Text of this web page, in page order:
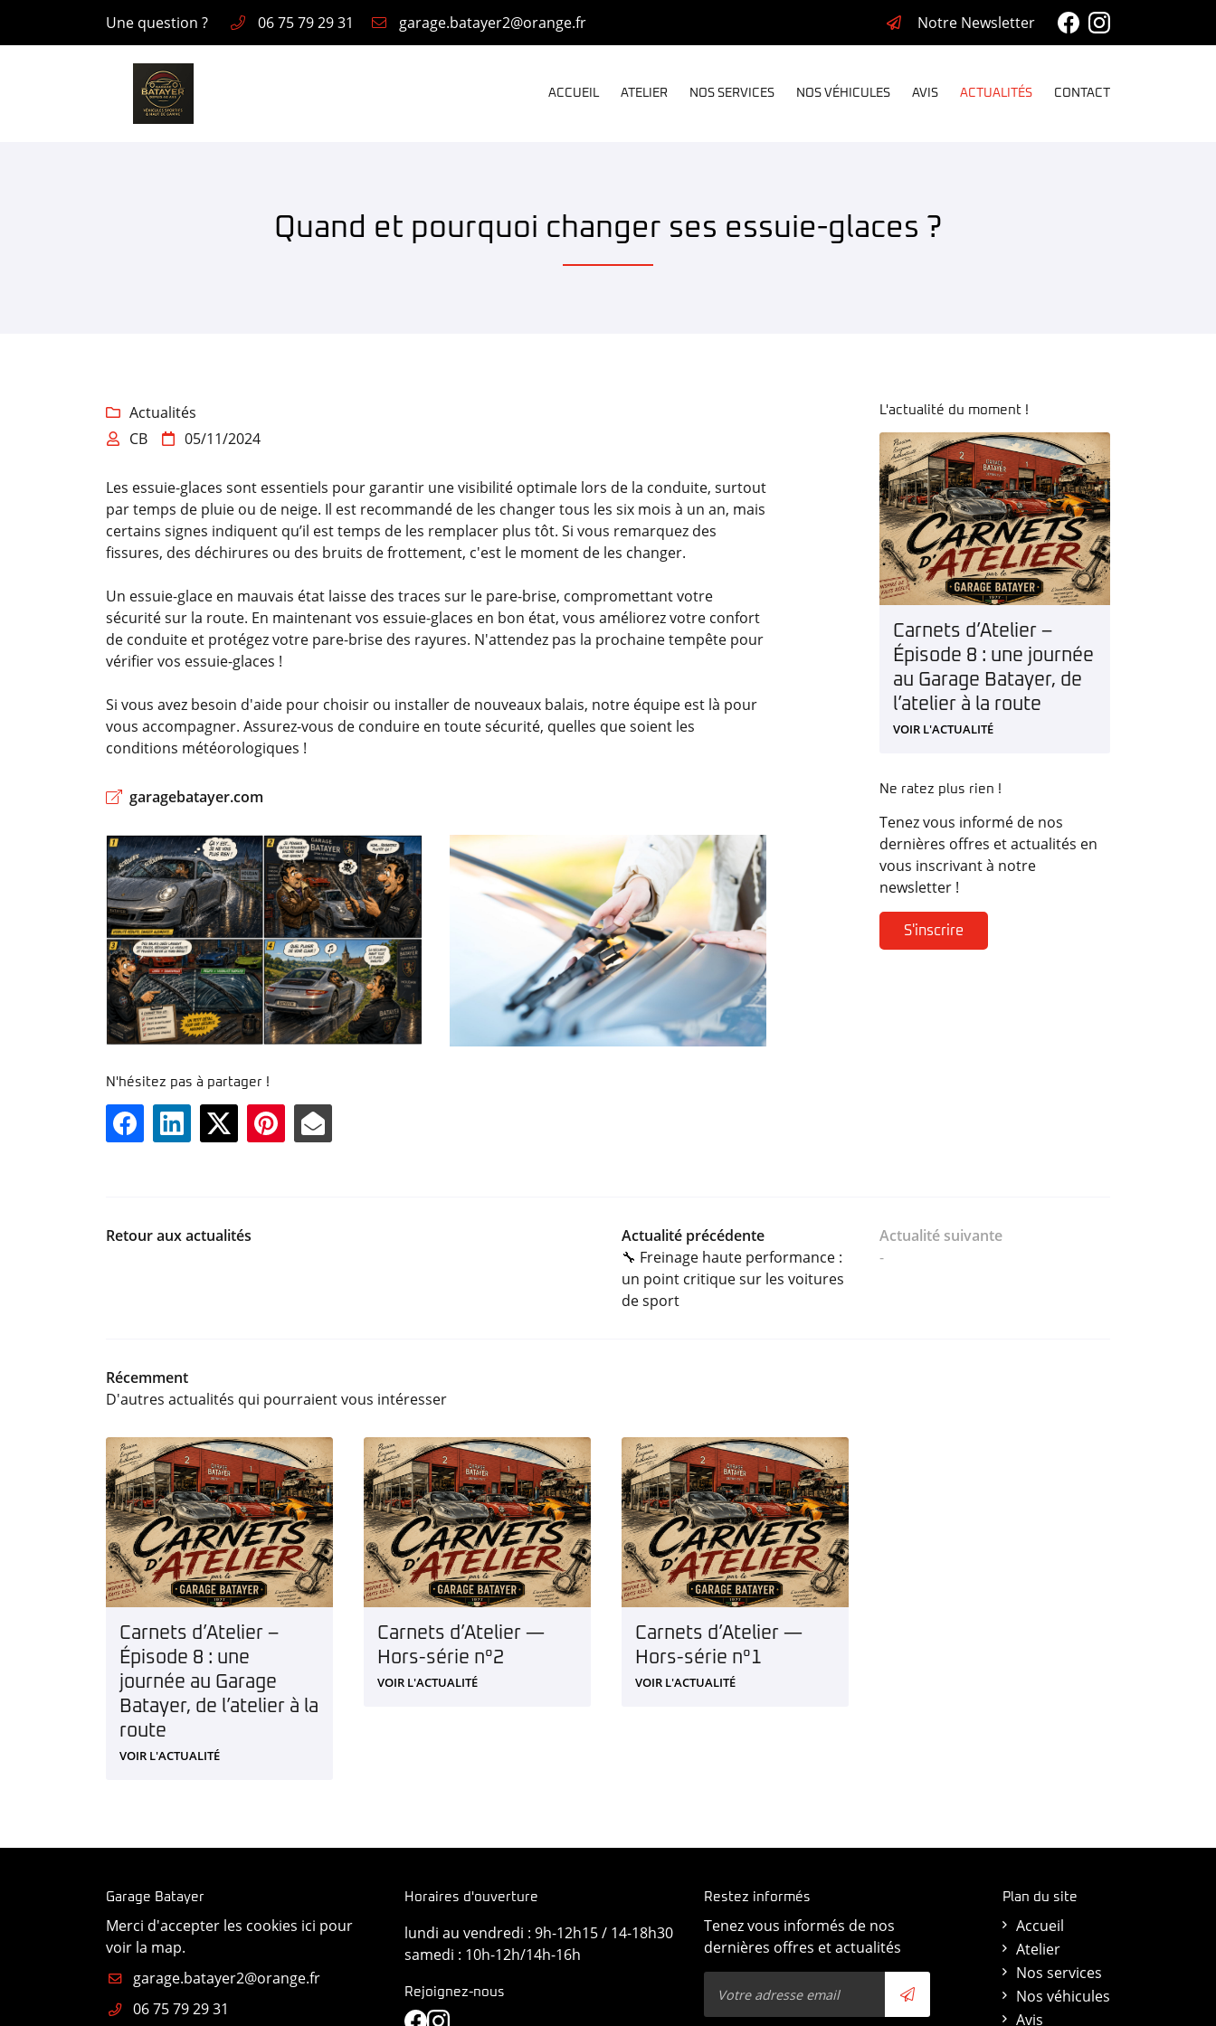
Une question ? 06 75 79 29 31 Notre Newsletter
ACCUEIL ATELIER NOS SERVICES NOS VÉHICULES AVIS ACTUALITÉS CONTACT
1, rue des Garennes
78550 HOUDAN
Recopier le code ci-contre
En cochant cette case, vous consentez à recevoir nos propositions commerciales à
l'adresse email indiqué ci-dessus. Vous pouvez vous désinscrire à tout moment en
le formulaire de désinscription.
Quand et pourquoi changer ses essuie-glaces ?
 Actualités
 CB  05/11/2024
Les essuie-glaces sont essentiels pour garantir une visibilité optimale lors de la conduite, surtout
par temps de pluie ou de neige. Il est recommandé de les changer tous les six mois à un an, mais
certains signes indiquent qu’il est temps de les remplacer plus tôt. Si vous remarquez des
fissures, des déchirures ou des bruits de frottement, c'est le moment de les changer.
Un essuie-glace en mauvais état laisse des traces sur le pare-brise, compromettant votre
sécurité sur la route. En maintenant vos essuie-glaces en bon état, vous améliorez votre confort
de conduite et protégez votre pare-brise des rayures. N'attendez pas la prochaine tempête pour
vérifier vos essuie-glaces !
Si vous avez besoin d'aide pour choisir ou installer de nouveaux balais, notre équipe est là pour
vous accompagner. Assurez-vous de conduire en toute sécurité, quelles que soient les
conditions météorologiques !
garagebatayer.com
N'hésitez pas à partager !
L'actualité du moment !
Carnets d’Atelier –
Épisode 8 : une journée
au Garage Batayer, de
l’atelier à la route
VOIR L'ACTUALITÉ
Ne ratez plus rien !
Tenez vous informé de nos
dernières offres et actualités en
vous inscrivant à notre
newsletter !
S'inscrire
Retour aux actualités
Actualité précédente
🔧 Freinage haute performance :
un point critique sur les voitures
de sport
Actualité suivante
-
Récemment
D'autres actualités qui pourraient vous intéresser
Carnets d’Atelier –
Épisode 8 : une
journée au Garage
Batayer, de l’atelier à la
route
VOIR L'ACTUALITÉ
Carnets d’Atelier —
Hors-série n°2
VOIR L'ACTUALITÉ
Carnets d’Atelier —
Hors-série n°1
VOIR L'ACTUALITÉ
Garage Batayer
Merci d'accepter les cookies ici pour
voir la map.
06 75 79 29 31
Horaires d'ouverture
lundi au vendredi : 9h-12h15 / 14-18h30
samedi : 10h-12h/14h-16h
Rejoignez-nous
Restez informés
Tenez vous informés de nos
dernières offres et actualités
Plan du site
Accueil
Atelier
Nos services
Nos véhicules
Avis